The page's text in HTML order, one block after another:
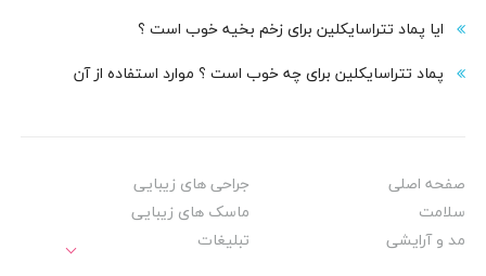
ایا پماد تتراسایکلین برای زخم بخیه خوب است ؟
پماد تتراسایکلین برای چه خوب است ؟ موارد استفاده از آن
صفحه اصلی
جراحی های زیبایی
سلامت
ماسک های زیبایی
مد و آرایشی
تبلیغات